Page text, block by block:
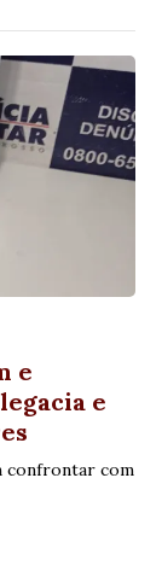
e
e
confrontar com